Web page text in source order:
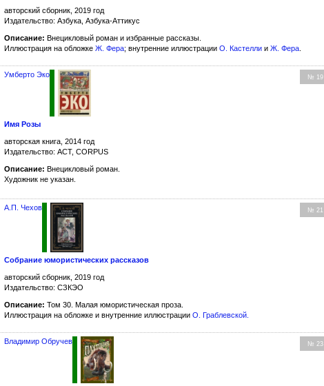
авторский сборник, 2019 год
Издательство: Азбука, Азбука-Аттикус
Описание: Внецикловый роман и избранные рассказы.
Иллюстрация на обложке Ж. Фера; внутренние иллюстрации О. Кастелли и Ж. Фера
№ 19
Умберто Эко
Имя Розы
авторская книга, 2014 год
Издательство: АСТ, CORPUS
Описание: Внецикловый роман.
Художник не указан.
№ 21
А.П. Чехов
Собрание юмористических рассказов
авторский сборник, 2019 год
Издательство: СЗКЭО
Описание: Том 30. Малая юмористическая проза.
Иллюстрация на обложке и внутренние иллюстрации О. Граблевской
№ 23
Владимир Обручев